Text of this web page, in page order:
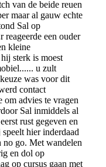
van de beide reuen
maar al gauw echte
Sal op
een ouder
kleine
sterk is moest
u zult
was voor dit
contact
om advies te vragen
Sal inmiddels al
rust gegeven en
hier inderdaad
no go. Met wandelen
en dol op
op cursus gaan met